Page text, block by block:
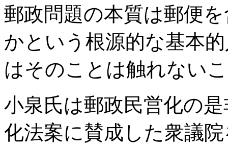
郵政問題の本質は郵便
かという根源的な基本
はそのことは触れない
小泉氏は郵政民営化の
化法案に賛成した衆議